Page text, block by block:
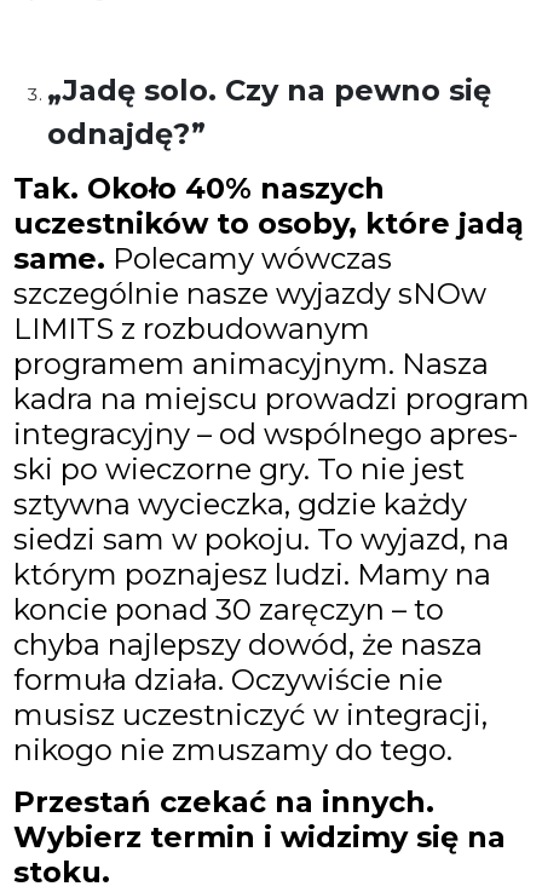
„Jadę solo. Czy na pewno się
odnajdę?”
Tak. Około 40% naszych
uczestników to osoby, które jadą
same. Polecamy wówczas
szczególnie nasze wyjazdy sNOw
LIMITS z rozbudowanym
programem animacyjnym. Nasza
kadra na miejscu prowadzi program
integracyjny – od wspólnego apres-
ski po wieczorne gry. To nie jest
sztywna wycieczka, gdzie każdy
siedzi sam w pokoju. To wyjazd, na
którym poznajesz ludzi. Mamy na
koncie ponad 30 zaręczyn – to
chyba najlepszy dowód, że nasza
formuła działa. Oczywiście nie
musisz uczestniczyć w integracji,
nikogo nie zmuszamy do tego.
Przestań czekać na innych.
Wybierz termin i widzimy się na
stoku.